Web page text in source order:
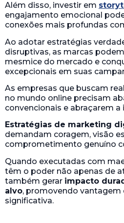
Além disso, investir em
engajamento emocional
conexões mais profundas
Ao adotar estratégias
disruptivas, as marcas
mesmice do mercado e
excepcionais em suas
As empresas que buscam
no mundo online precisam
convencionais e abraçarem
Estratégias de marketing
demandam coragem, visão
comprometimento genuíno
Quando executadas com
têm o poder não apenas de
também gerar impacto
alvo, promovendo
significativa.